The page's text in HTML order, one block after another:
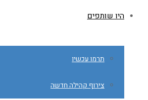
היו שותפים
תרמו עכשיו
צירוף קהילה חדשה